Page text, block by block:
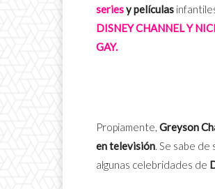
seriesy películas
DISNEY CHANNEL Y
GAY.
Propiamente, Greyson
en televisión. Se sabe de
algunas celebridades de